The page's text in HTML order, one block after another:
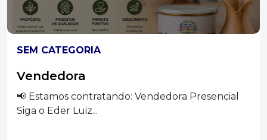
SEM CATEGORIA
Vendedora
📢 Estamos contratando: Vendedora Presencial
Siga o Eder Luiz...